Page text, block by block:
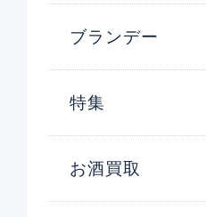
ブランデー
特集
お酒買取